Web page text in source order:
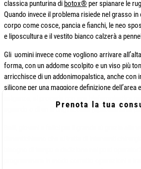
classica punturina di botox® per spianare le
Quando invece il problema risiede nel grasso
corpo come cosce, pancia e fianchi, le neo
e liposcultura e il vestito bianco calzerà a
Gli uomini invece come vogliono arrivare
forma, con un addome scolpito e un viso più
arricchisce di un addonimopalstica, anche con
silicone per una maggiore definizione dell’area
sguardo o di un lifting facciale (specialmente
Prenota la tua